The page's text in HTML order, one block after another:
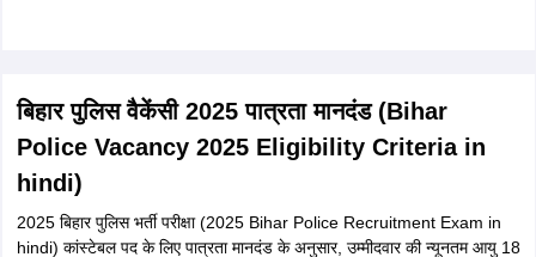
(Bihar police vacancy 2025 in Hindi) कांस्टेबल परीक्षा के लिए आवेदन करना
चाहते हैं, वे नीचे दिए गए चरणों का पालन कर सकते हैं -
इस लेख में उपलब्ध डायरेक्ट लिंक पर क्लिक करें या फिर आधिकारिक वेबसाइट पर
जाएं।
बिहार पुलिस वैकेंसी 2025 (Bihar police vacancy 2025 in Hindi)
कांस्टेबल पद के लिए ऑनलाइन आवेदन करने के लिए उपलब्ध डायरेक्ट लिंक पर